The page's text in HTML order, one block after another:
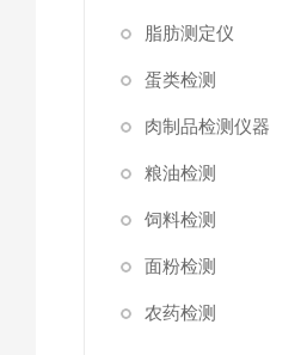
脂肪测定仪
蛋类检测
肉制品检测仪器
粮油检测
饲料检测
面粉检测
农药检测